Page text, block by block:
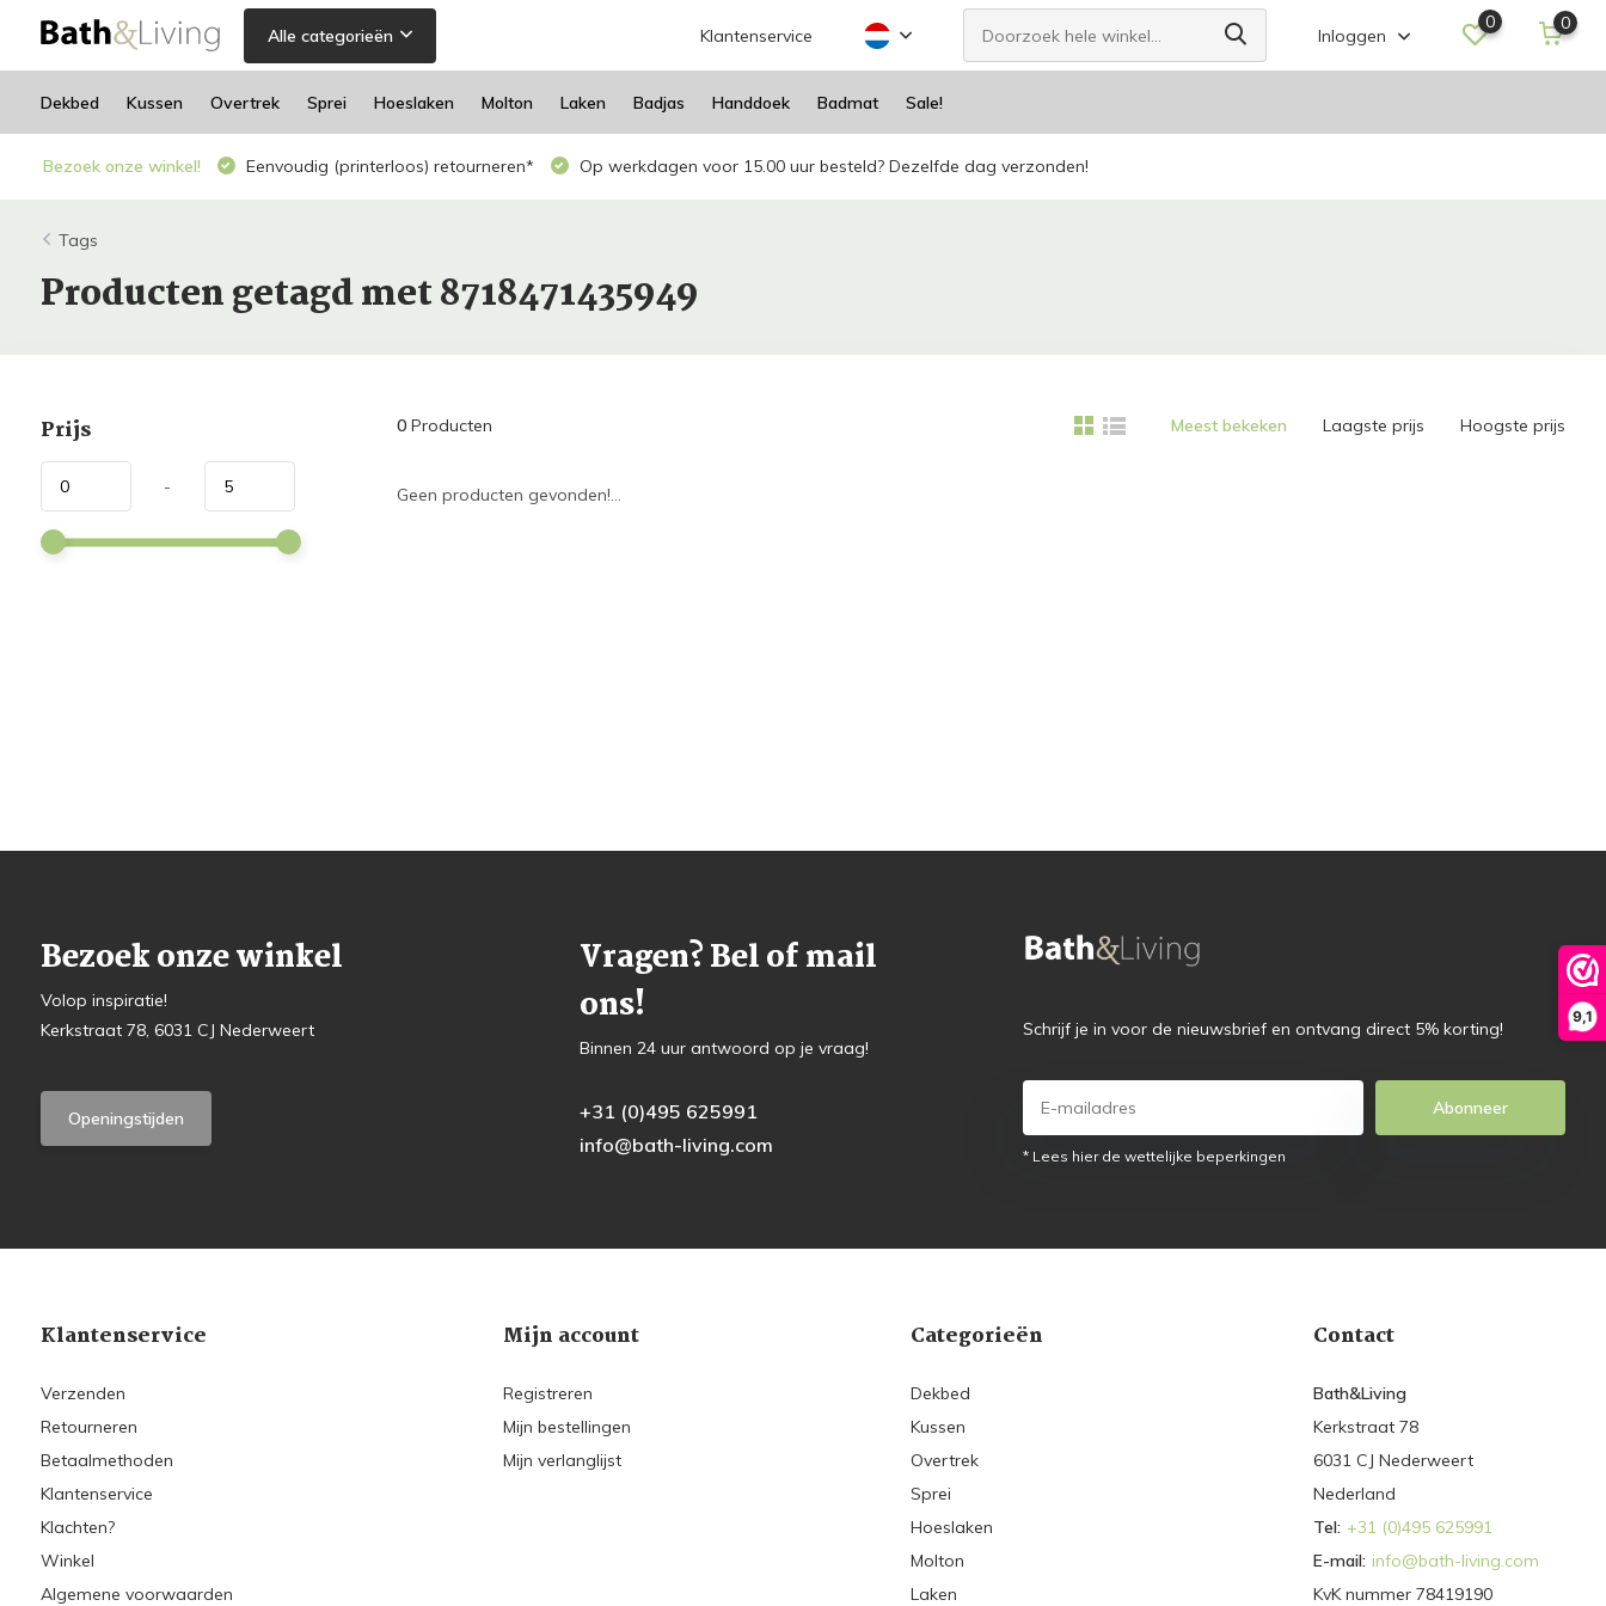
9,1
Alle categorieën Klantenservice Inloggen
0 0
Dekbed Kussen Overtrek Sprei Hoeslaken Molton Laken Badjas Handdoek Badmat Sale!
Bezoek onze winkel! Eenvoudig (printerloos) retourneren* Op werkdagen voor 15.00 uur besteld? Dezelfde dag verzonden!
Tags
Producten getagd met 8718471435949
Prijs
-
0Producten Meest bekeken Laagste prijs Hoogste prijs
Geen producten gevonden!...
Bezoek onze winkel
Volop inspiratie!
Kerkstraat 78, 6031 CJ Nederweert
Openingstijden
Vragen? Bel of mail
ons!
Binnen 24 uur antwoord op je vraag!
+31 (0)495 625991
info@bath-living.com
Schrijf je in voor de nieuwsbrief en ontvang direct 5% korting!
Abonneer
* Lees hier de wettelijke beperkingen
Klantenservice
Verzenden
Retourneren
Betaalmethoden
Klantenservice
Klachten?
Winkel
Algemene voorwaarden
Mijn account
Registreren
Mijn bestellingen
Mijn verlanglijst
Categorieën
Dekbed
Kussen
Overtrek
Sprei
Hoeslaken
Molton
Laken
Contact
Bath&Living
Kerkstraat 78
6031 CJ Nederweert
Nederland
Tel: +31 (0)495 625991
E-mail: info@bath-living.com
KvK nummer 78419190